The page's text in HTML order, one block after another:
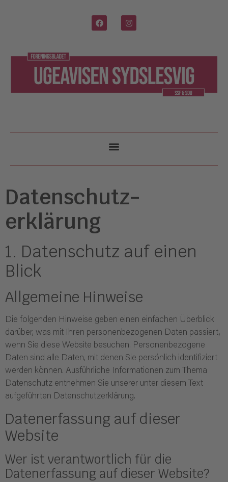
Datenschutz­
erklärung
1. Datenschutz auf einen
Blick
Allgemeine Hinweise
Die folgenden Hinweise geben einen einfachen Überblick
darüber, was mit Ihren personenbezogenen Daten passiert,
wenn Sie diese Website besuchen. Personenbezogene
Daten sind alle Daten, mit denen Sie persönlich identifiziert
werden können. Ausführliche Informationen zum Thema
Datenschutz entnehmen Sie unserer unter diesem Text
aufgeführten Datenschutzerklärung.
Datenerfassung auf dieser
Website
Wer ist verantwortlich für die
Datenerfassung auf dieser Website?